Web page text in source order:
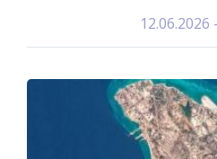
12.06.2026